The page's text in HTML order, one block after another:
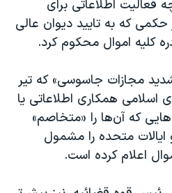
فعالیت اطلاعاتی برای
حکمی که به تایید دیوان عالی
کلیه اموال محکوم کرد.
۱ قانون «تشدید مجازات جاسوسی» که تیر
اسلامی همکاری اطلاعاتی یا
که آن‌ها را «متخاصم»
ایالات متحده را مشمول
اعلام کرده است.